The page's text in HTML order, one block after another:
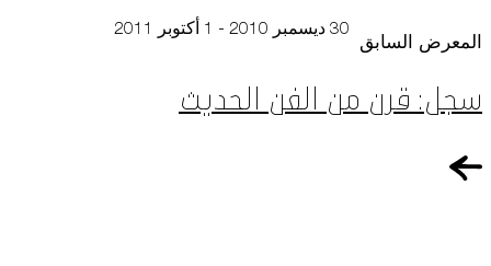
المعرض السابق
سجل: قرن من الفن الحديث
30 ديسمبر 2010 - 1 أكتوبر 2011